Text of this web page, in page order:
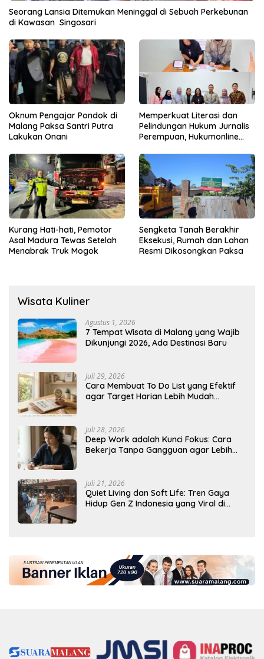
Seorang Lansia Ditemukan Meninggal di Sebuah Perkebunan
di Kawasan Singosari
Oknum Pengajar Pondok di
Malang Paksa Santri Putra
Lakukan Onani
Memperkuat Literasi dan
Pelindungan Hukum Jurnalis
Perempuan, Hukumonline
Gratis
Kurang Hati-hati, Pemotor
Asal Madura Tewas Setelah
Menabrak Truk Mogok
Sengketa Tanah Berakhir
Eksekusi, Rumah dan Lahan
Resmi Dikosongkan Paksa
Wisata Kuliner
Agustus 1, 2026
7 Tempat Wisata di Malang yang Wajib
Dikunjungi 2026, Ada Destinasi Baru
Juli 29, 2026
Cara Membuat To Do List yang Efektif
agar Target Harian Lebih Mudah
Juli 28, 2026
Deep Work adalah Kunci Fokus: Cara
Bekerja Tanpa Gangguan agar Lebih
Juli 21, 2026
Quiet Living dan Soft Life: Tren Gaya
Hidup Gen Z Indonesia yang Viral di